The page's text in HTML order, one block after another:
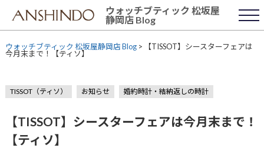
content
ウォッチブティック 松坂屋
静岡店 Blog
ウォッチブティック 松坂屋静岡店 Blog> 【TISSOT】シースターフェアは
今月末まで！【ティソ】
TISSOT（ティソ） お知らせ 婚約時計・結納返しの時計
【TISSOT】シースターフェアは今月末まで！
【ティソ】